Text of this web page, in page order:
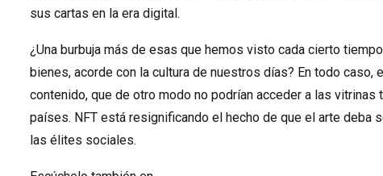
sus cartas en la era digital.
¿Una burbuja más de esas que hemos visto cada cierto
bienes, acorde con la cultura de nuestros días? En todo
contenido, que de otro modo no podrían acceder a las
países. NFT está resignificando el hecho de que el arte
las élites sociales.